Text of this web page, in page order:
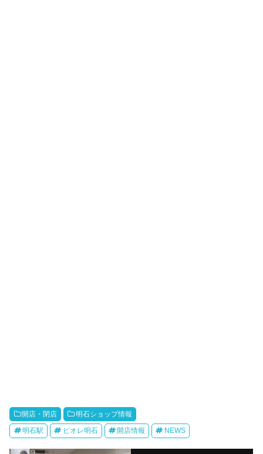
開店・閉店 明石ショップ情報
明石駅 ピオレ明石 開店情報 NEWS